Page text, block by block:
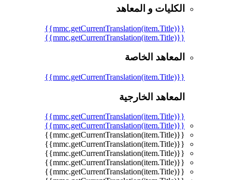
الكليات و المعاهد
{{mmc.getCurrentTranslation(item.Title)}}
{{mmc.getCurrentTranslation(item.Title)}}
المعاهد الخاصة
{{mmc.getCurrentTranslation(item.Title)}}
المعاهد الخارجية
{{mmc.getCurrentTranslation(item.Title)}}
{{mmc.getCurrentTranslation(item.Title)}}
{{mmc.getCurrentTranslation(item.Title)}}
{{mmc.getCurrentTranslation(item.Title)}}
{{mmc.getCurrentTranslation(item.Title)}}
{{mmc.getCurrentTranslation(item.Title)}}
{{mmc.getCurrentTranslation(item.Title)}}